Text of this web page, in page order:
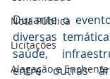
Nota Pública
Licitações
Alagação e Enchente
Durante o
diversas
saúde,
entre outras